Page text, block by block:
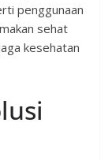
penggunaan
sehat
kesehatan